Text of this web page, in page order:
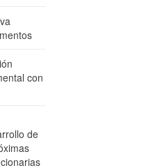
con
de